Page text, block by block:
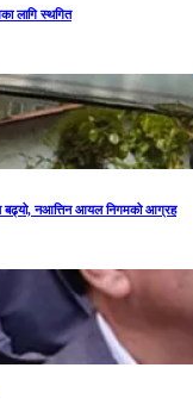
लागि स्थगित
बढ्यो, नआत्तिन आयल निगमको आग्रह